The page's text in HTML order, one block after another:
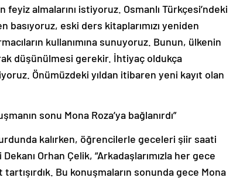
feyiz almalarını istiyoruz. Osmanlı Türkçesi’ndeki
basıyoruz, eski ders kitaplarımızı yeniden
kullanımına sunuyoruz. Bunun, ülkenin
düşünülmesi gerekir. İhtiyaç oldukça
Önümüzdeki yıldan itibaren yeni kayıt olan
sonu Mona Roza’ya bağlanırdı”
kalırken, öğrencilerle geceleri şiir saati
Orhan Çelik, “Arkadaşlarımızla her gece
Bu konuşmaların sonunda gece Mona